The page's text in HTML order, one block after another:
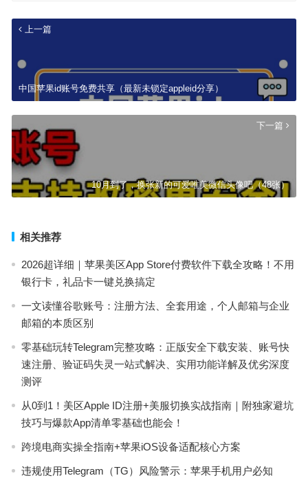
上一篇
中国苹果id账号免费共享（最新未锁定appleid分享）
下一篇
10月到了，换张新的可爱唯美微信头像吧（48张）
相关推荐
2026超详细｜苹果美区App Store付费软件下载全攻略！不用
银行卡，礼品卡一键兑换搞定
一文读懂谷歌账号：注册方法、全套用途，个人邮箱与企业
邮箱的本质区别
零基础玩转Telegram完整攻略：正版安全下载安装、账号快
速注册、验证码失灵一站式解决、实用功能详解及优劣深度
测评
从0到1！美区Apple ID注册+美服切换实战指南｜附独家避坑
技巧与爆款App清单零基础也能会！
跨境电商实操全指南+苹果iOS设备适配核心方案
违规使用Telegram（TG）风险警示：苹果手机用户必知